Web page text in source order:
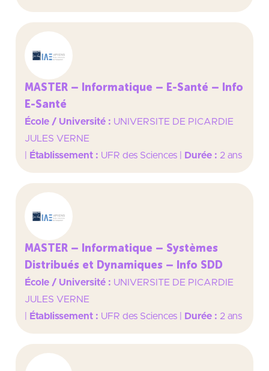
MASTER – Informatique – E-Santé – Info
E-Santé
École / Université : UNIVERSITE DE PICARDIE
JULES VERNE
Établissement : UFR des Sciences Durée : 2 ans
MASTER – Informatique – Systèmes
Distribués et Dynamiques – Info SDD
École / Université : UNIVERSITE DE PICARDIE
JULES VERNE
Établissement : UFR des Sciences Durée : 2 ans